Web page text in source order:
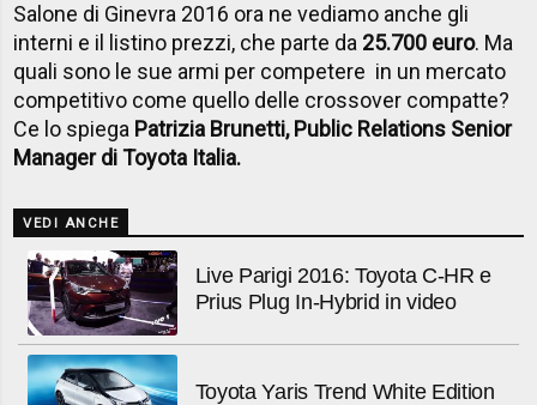
Salone di Ginevra 2016 ora ne vediamo anche gli
interni e il listino prezzi, che parte da 25.700 euro. Ma
quali sono le sue armi per competere in un mercato
competitivo come quello delle crossover compatte?
Ce lo spiega Patrizia Brunetti, Public Relations Senior
Manager di Toyota Italia.
VEDI ANCHE
Live Parigi 2016: Toyota C-HR e
Prius Plug In-Hybrid in video
Toyota Yaris Trend White Edition